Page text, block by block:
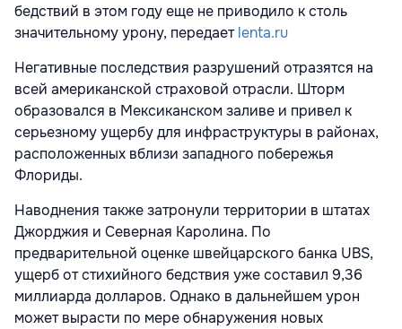
бедствий в этом году еще не приводило к столь
значительному урону, передаетlenta.ru
Негативные последствия разрушений отразятся на
всей американской страховой отрасли. Шторм
образовался в Мексиканском заливе и привел к
серьезному ущербу для инфраструктуры в районах,
расположенных вблизи западного побережья
Флориды.
Наводнения также затронули территории в штатах
Джорджия и Северная Каролина. По
предварительной оценке швейцарского банка UBS,
ущерб от стихийного бедствия уже составил 9,36
миллиарда долларов. Однако в дальнейшем урон
может вырасти по мере обнаружения новых